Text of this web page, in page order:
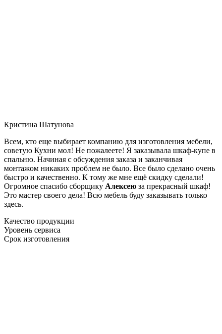
Кристина Шатунова
Всем, кто еще выбирает компанию для изготовления мебели,
советую Кухни мол! Не пожалеете! Я заказывала шкаф-купе в
спальню. Начиная с обсуждения заказа и заканчивая
монтажом никаких проблем не было. Все было сделано очень
быстро и качественно. К тому же мне ещё скидку сделали!
Огромное спасибо сборщику Алексею за прекрасный шкаф!
Это мастер своего дела! Всю мебель буду заказывать только
здесь.
Качество продукции
Уровень сервиса
Срок изготовления